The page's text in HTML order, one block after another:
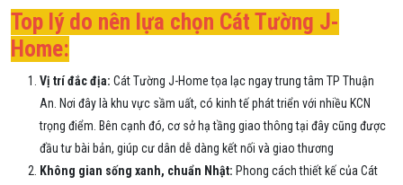
Top lý do nên lựa chọn Cát Tường J-
Home:
Vị trí đắc địa: Cát Tường J-Home tọa lạc ngay trung tâm TP Thuận
An. Nơi đây là khu vực sầm uất, có kinh tế phát triển với nhiều KCN
trọng điểm. Bên cạnh đó, cơ sở hạ tầng giao thông tại đây cũng được
đầu tư bài bản, giúp cư dân dễ dàng kết nối và giao thương
Không gian sống xanh, chuẩn Nhật: Phong cách thiết kế của Cát